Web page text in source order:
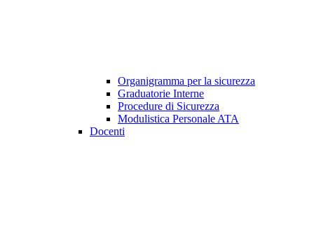
Organigramma per la sicurezza
Graduatorie Interne
Procedure di Sicurezza
Modulistica Personale ATA
Docenti